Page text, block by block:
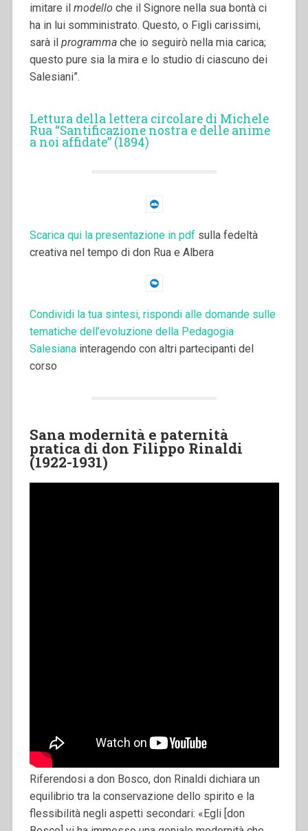
imitare il modello che il Signore nella sua bontà ci
ha in lui somministrato. Questo, o Figli carissimi,
sarà il programma che io seguirò nella mia carica;
questo pure sia la mira e lo studio di ciascuno dei
Salesiani”.
Lettura della lettera circolare di Michele
Rua “Santificazione nostra e delle anime
a noi affidate” (1894)
Scarica qui la presentazione in pdfsulla fedeltà
creativa nel tempo di don Rua e Albera
Condividi la tua sintesi, rispondi alle domande sulle
tematiche dell’evoluzione della Pedagogia
Salesiana interagendo con altri partecipanti del
corso
Sana modernità e paternità
pratica di don Filippo Rinaldi
(1922-1931)
Riferendosi a don Bosco, don Rinaldi dichiara un
equilibrio tra la conservazione dello spirito e la
flessibilità negli aspetti secondari: «Egli [don